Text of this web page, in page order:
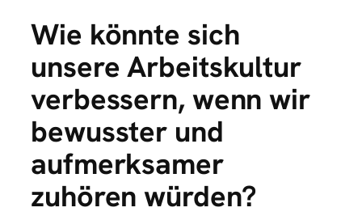
Wie könnte sich
unsere Arbeitskultur
verbessern, wenn wir
bewusster und
aufmerksamer
zuhören würden?